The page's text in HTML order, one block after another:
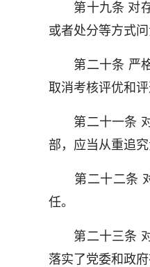
第十九条 对存
或者处分等方式
第二十条 严格
取消考核评优和
第二十一条 对
部，应当从重追究
第二十二条 对
任。
第二十三条 对
落实了党委和政